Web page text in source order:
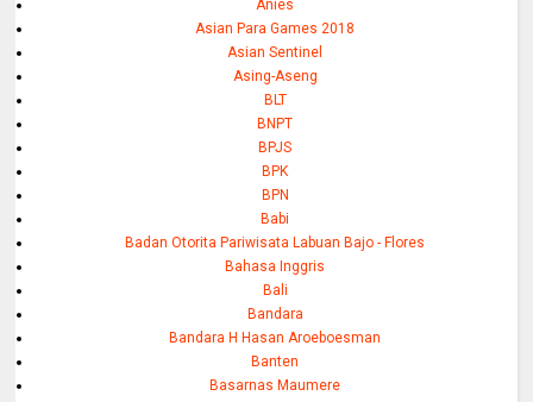
Anies
Asian Para Games 2018
Asian Sentinel
Asing-Aseng
BLT
BNPT
BPJS
BPK
BPN
Babi
Badan Otorita Pariwisata Labuan Bajo - Flores
Bahasa Inggris
Bali
Bandara
Bandara H Hasan Aroeboesman
Banten
Basarnas Maumere